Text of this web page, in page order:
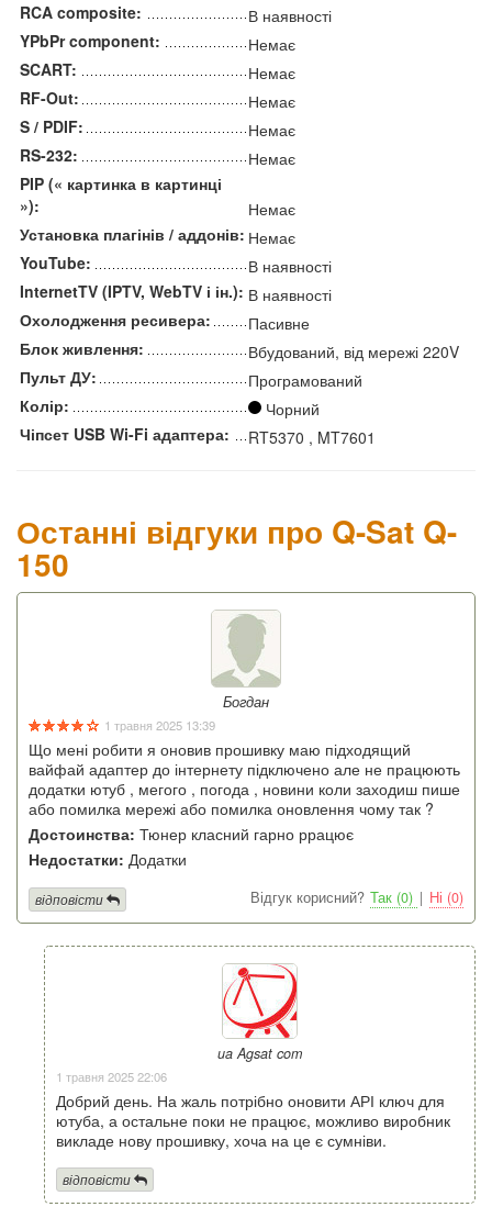
RCA composite:
В наявності
YPbPr component:
Немає
SCART:
Немає
RF-Out:
Немає
S / PDIF:
Немає
RS-232:
Немає
PIP (« картинка в картинці
»):
Немає
Установка плагінів / аддонів: Немає
YouTube:
В наявності
InternetTV (IPTV, WebTV і ін.): В наявності
Охолодження ресивера:
Пасивне
Блок живлення:
Вбудований, від мережі 220V
Пульт ДУ:
Програмований
Колір:
Чорний
Чіпсет USB Wi-Fi адаптера:
RT5370 , MT7601
Останні відгуки про Q-Sat Q-
150
Богдан
1 травня 2025 13:39
Що мені робити я оновив прошивку маю підходящий
вайфай адаптер до інтернету підключено але не працюють
додатки ютуб , мегого , погода , новини коли заходиш пише
або помилка мережі або помилка оновлення чому так ?
Достоинства: Тюнер класний гарно ррацює
Недостатки: Додатки
Відгук корисний? Так (0) | Ні (0)
відповісти
ua Agsat com
1 травня 2025 22:06
Добрий день. На жаль потрібно оновити АРІ ключ для
ютуба, а остальне поки не працює, можливо виробник
викладе нову прошивку, хоча на це є сумніви.
відповісти